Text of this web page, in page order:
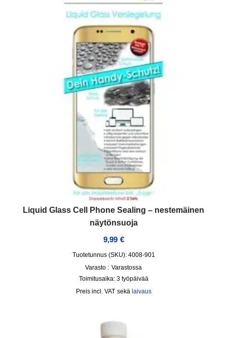
Liquid Glass Cell Phone Sealing – nestemäinen
näytönsuoja
9,99 €
Tuotetunnus (SKU): 4008-901
Varasto : Varastossa
Toimitusaika: 3 työpäivää
incl. VAT sekä laivaus